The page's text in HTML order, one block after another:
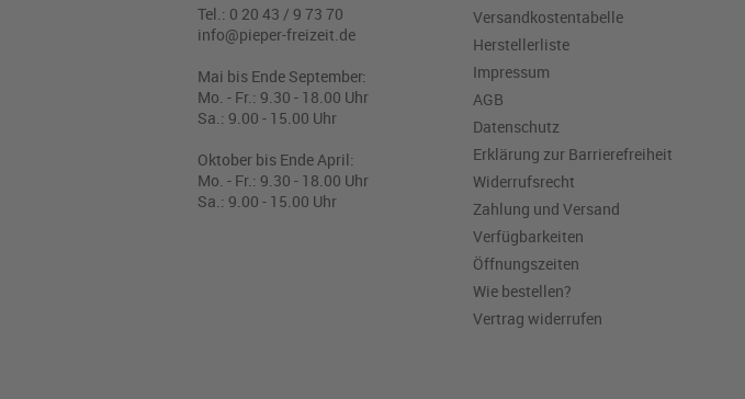
Tel.: 0 20 43 / 9 73 70
info@pieper-freizeit.de
Mai bis Ende September:
Mo. - Fr.: 9.30 - 18.00 Uhr
Sa.: 9.00 - 15.00 Uhr
Oktober bis Ende April:
Mo. - Fr.: 9.30 - 18.00 Uhr
Sa.: 9.00 - 15.00 Uhr
Versandkostentabelle
Herstellerliste
Impressum
AGB
Datenschutz
Erklärung zur Barrierefreiheit
Widerrufsrecht
Zahlung und Versand
Verfügbarkeiten
Öffnungszeiten
Wie bestellen?
Vertrag widerrufen